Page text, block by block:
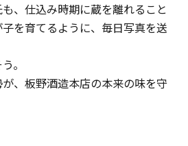
、仕込み時期に蔵を離れること
を育てるように、毎日写真を送
。
、板野酒造本店の本来の味を守